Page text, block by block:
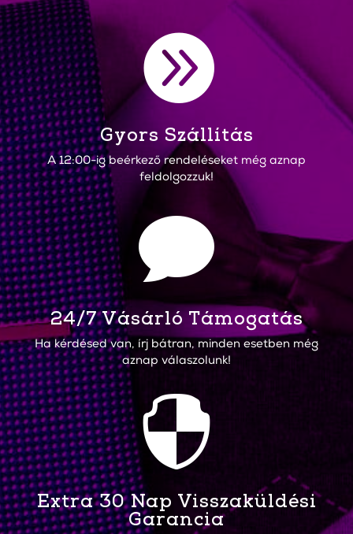

Gyors Szállítás
A 12:00-ig beérkező rendeléseket még aznap
feldolgozzuk!

24/7 Vásárló Támogatás
Ha kérdésed van, írj bátran, minden esetben még
aznap válaszolunk!

Extra 30 Nap Visszaküldési
Garancia